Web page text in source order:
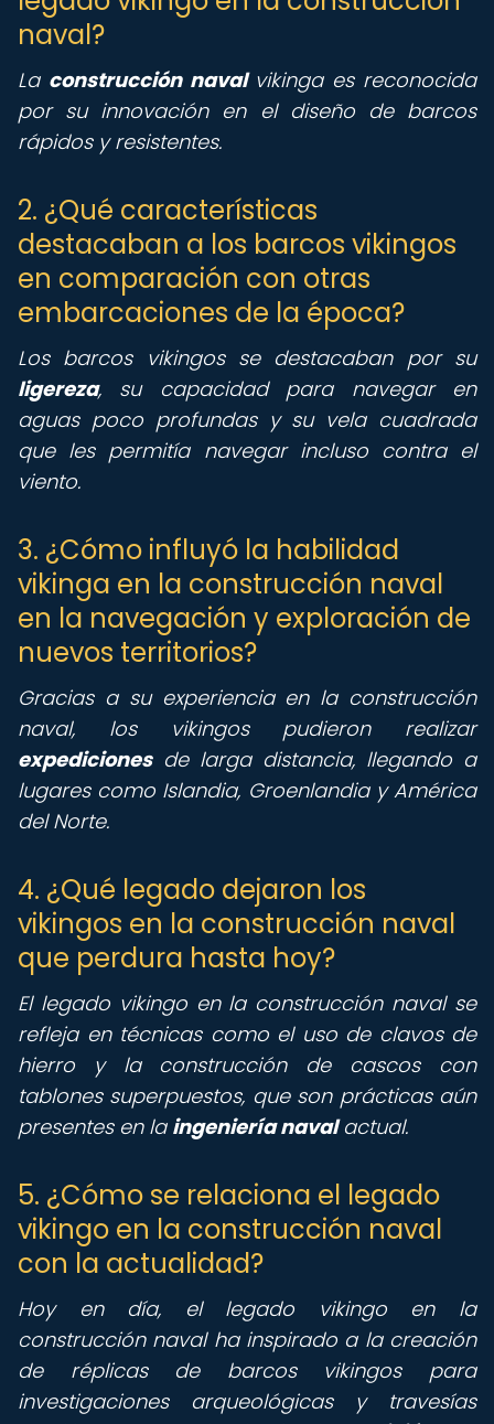
naval?
La construcción navalvikinga es reconocida
por su innovación en el diseño de barcos
rápidos y resistentes.
2. ¿Qué características
destacaban a los barcos vikingos
en comparación con otras
embarcaciones de la época?
Los barcos vikingos se destacaban por su
ligereza, su capacidad para navegar en
aguas poco profundas y su vela cuadrada
que les permitía navegar incluso contra el
viento.
3. ¿Cómo influyó la habilidad
vikinga en la construcción naval
en la navegación y exploración de
nuevos territorios?
Gracias a su experiencia en la construcción
naval, los vikingos pudieron realizar
expedicionesde larga distancia, llegando a
lugares como Islandia, Groenlandia y América
del Norte.
4. ¿Qué legado dejaron los
vikingos en la construcción naval
que perdura hasta hoy?
El legado vikingo en la construcción naval se
refleja en técnicas como el uso de clavos de
hierro y la construcción de cascos con
tablones superpuestos, que son prácticas aún
presentes en la ingeniería navalactual.
5. ¿Cómo se relaciona el legado
vikingo en la construcción naval
con la actualidad?
Hoy en día, el legado vikingo en la
construcción naval ha inspirado a la creación
de réplicas de barcos vikingos para
investigaciones arqueológicas y travesías